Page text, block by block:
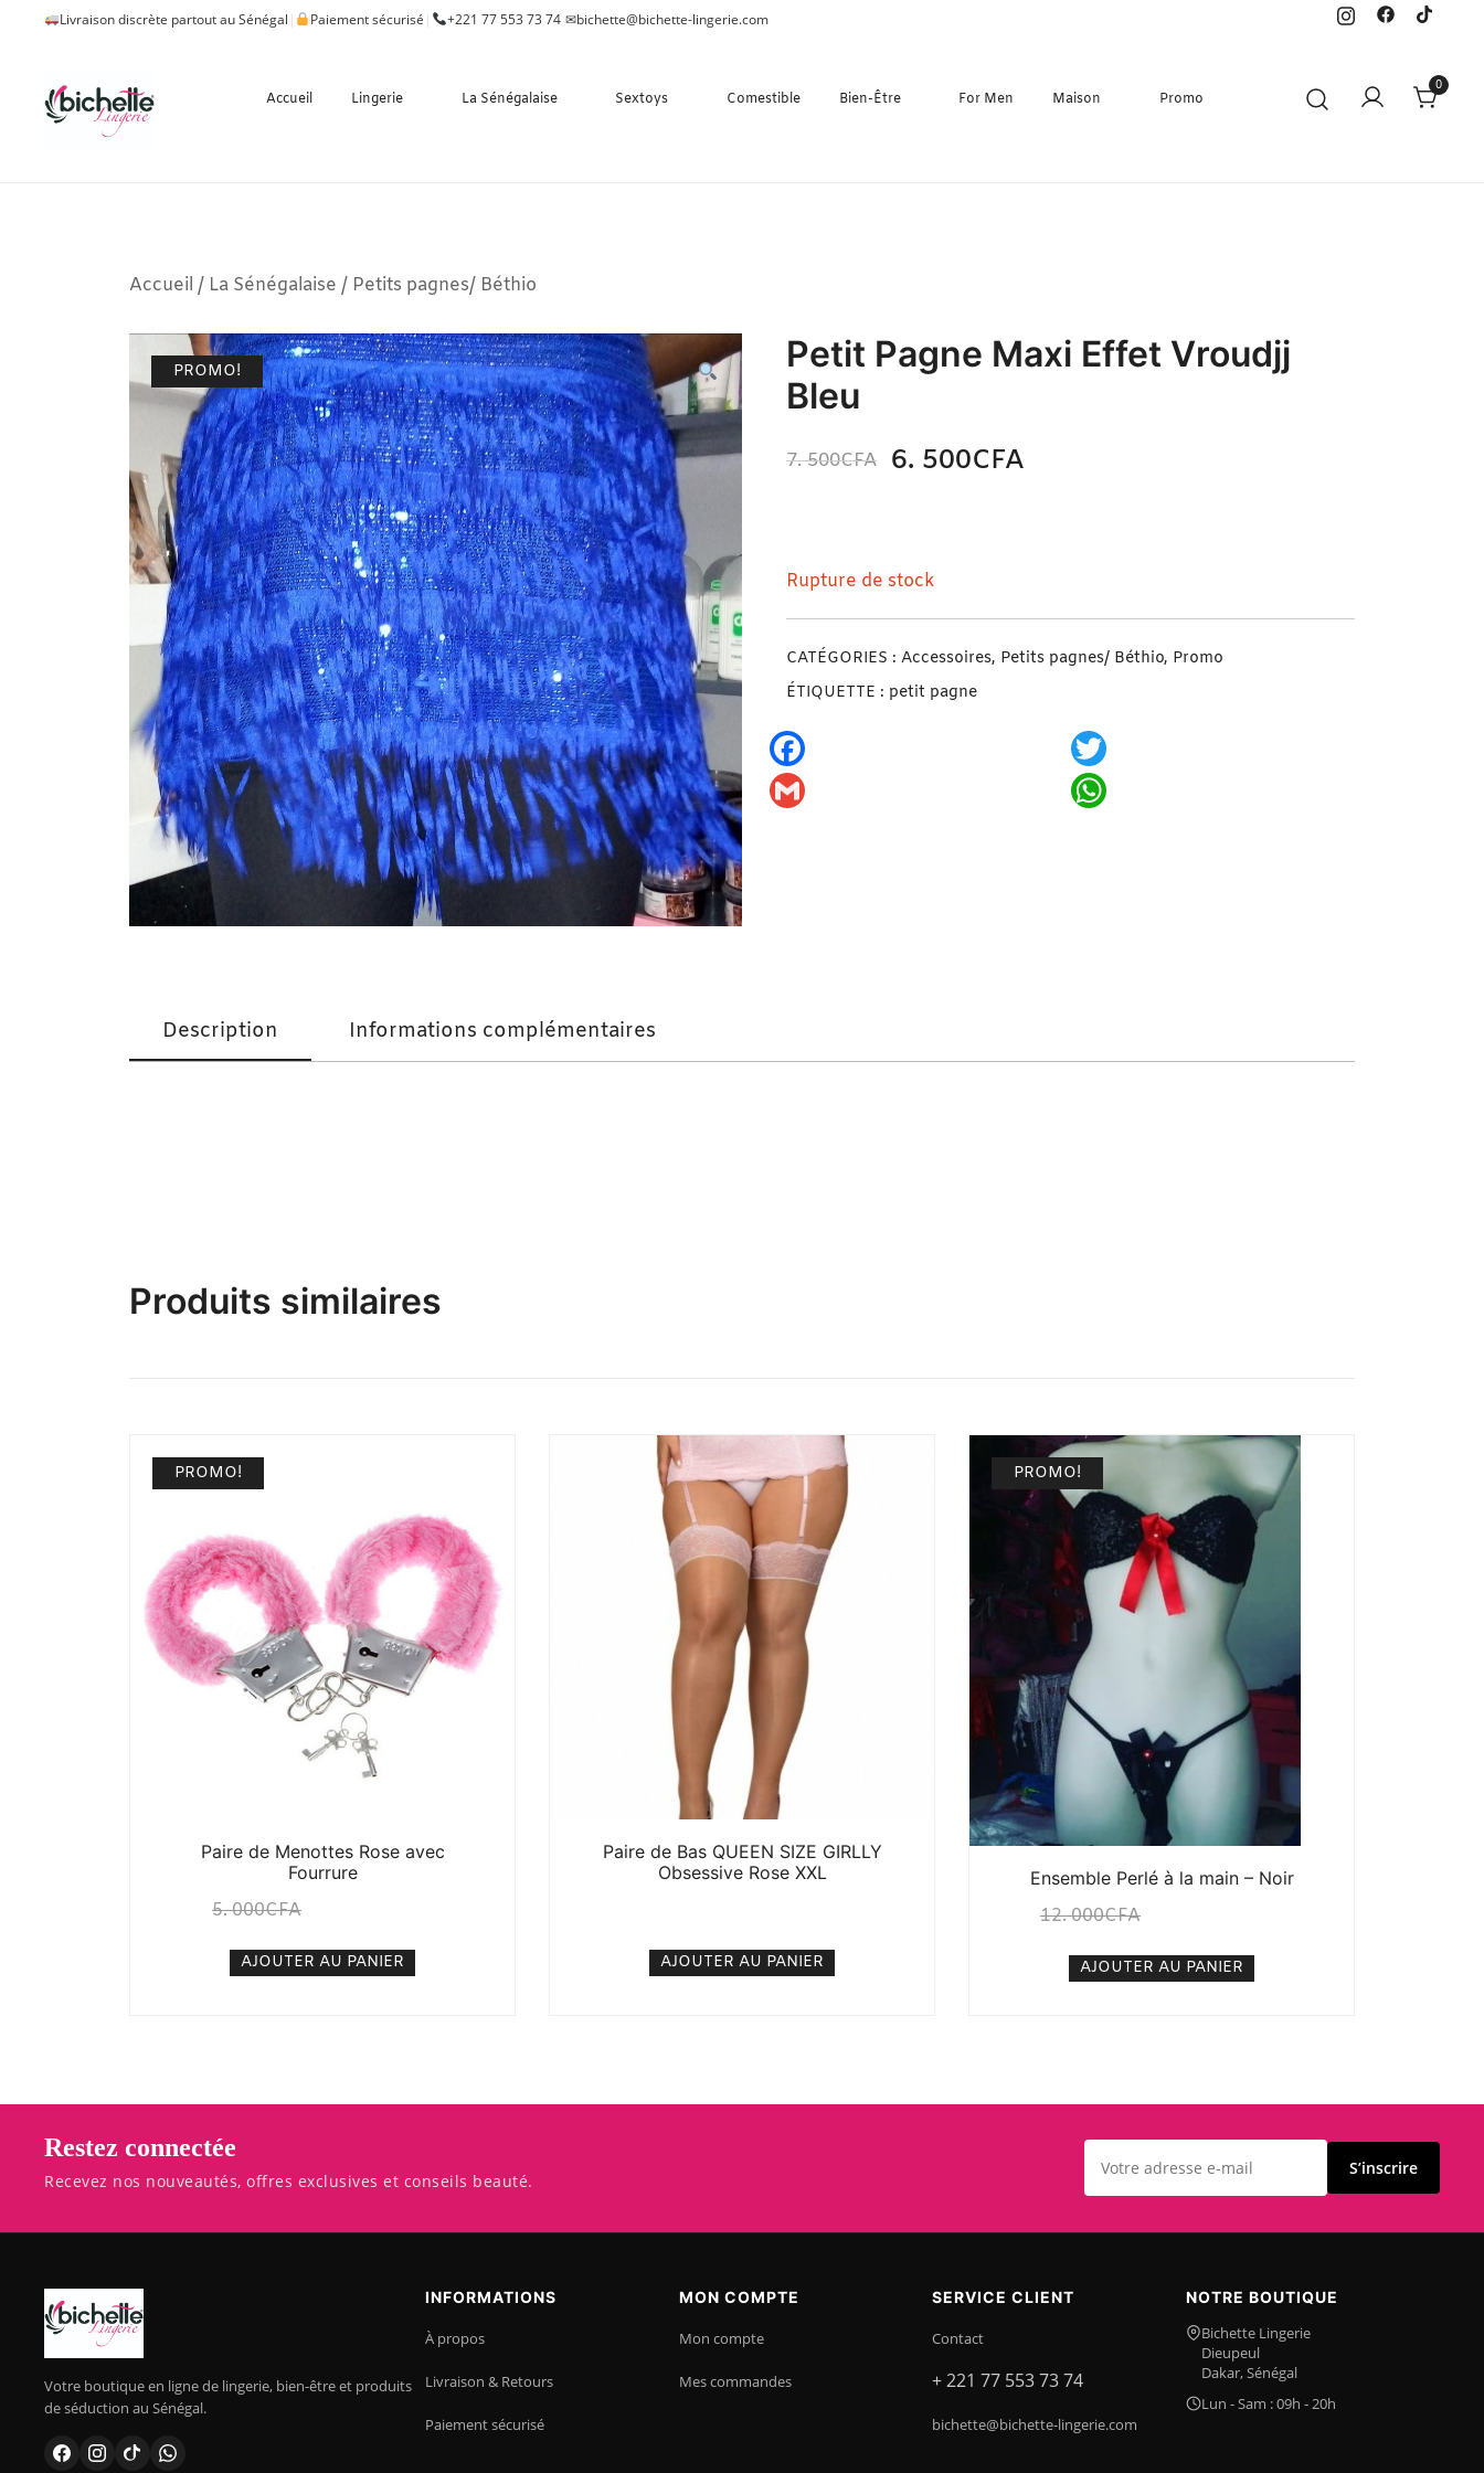
Livraison discrète partout au Sénégal | Paiement sécurisé | +221 77 553 73 74 ✉bichette@bichette-lingerie.com
Accueil Lingerie La Sénégalaise Sextoys Comestible Bien-Être For Men Maison Promo
0
Accueil / La Sénégalaise / Petits pagnes/ Béthio
PROMO!
Petit Pagne Maxi Effet Vroudjj
Bleu
7. 500CFA 6. 500CFA
Rupture de stock
CATÉGORIES : Accessoires, Petits pagnes/ Béthio, Promo
ÉTIQUETTE : petit pagne
Twitter
WhatsApp
Description Informations complémentaires
Produits similaires
PROMO!
Paire de Menottes Rose avec
Fourrure
5. 000CFA
AJOUTER AU PANIER
Paire de Bas QUEEN SIZE GIRLLY
Obsessive Rose XXL
AJOUTER AU PANIER
PROMO!
Ensemble Perlé à la main – Noir
12. 000CFA
AJOUTER AU PANIER
Restez connectée
Recevez nos nouveautés, offres exclusives et conseils beauté.
S’inscrire
Votre boutique en ligne de lingerie, bien-être et produits
de séduction au Sénégal.
INFORMATIONS
À propos
Livraison & Retours
Paiement sécurisé
MON COMPTE
Mon compte
Mes commandes
SERVICE CLIENT
Contact
+ 221 77 553 73 74
bichette@bichette-lingerie.com
NOTRE BOUTIQUE
Bichette Lingerie
Dieupeul
Dakar, Sénégal
Lun - Sam : 09h - 20h